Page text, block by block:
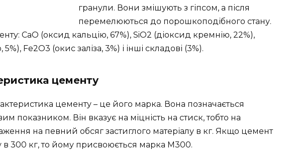
гранули. Вони змішують з гіпсом, а після
перемелюються до порошкоподібного стану.
СаО (оксид кальцію, 67%), SiO2 (діоксид кремнію, 22%),
Fe2O3 (окис заліза, 3%) і інші складові (3%).
цементу
цементу – це його марка. Вона позначається
показником. Він вказує на міцність на стиск, тобто на
на певний обсяг застиглого матеріалу в кг. Якщо цемент
300 кг, то йому присвоюється марка М300.